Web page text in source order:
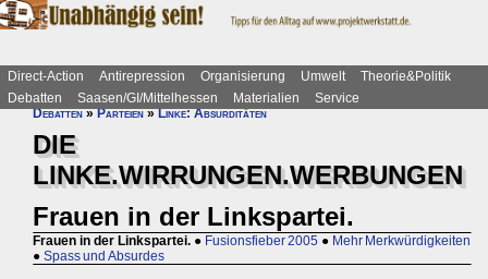
Direct-Action Antirepression Organisierung Umwelt
Theorie&Politik
Debatten
Saasen/GI/Mittelhessen Materialien
Service
Debatten»Parteien»Linke: Absurditäten
DIE
LINKE.WIRRUNGEN.WERBUNGEN
Frauen in der Linkspartei.
Frauen in der Linkspartei. ● Fusionsfieber 2005 ● Mehr Merkwürdigkeiten
● Spass und Absurdes